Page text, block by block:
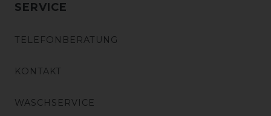
SERVICE
TELEFONBERATUNG
KONTAKT
WASCHSERVICE